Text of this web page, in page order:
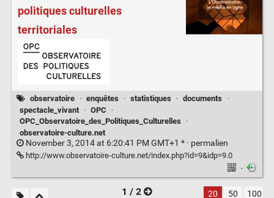
politiques culturelles
territoriales
observatoire · enquêtes · statistiques · documents
·
spectacle_vivant
· OPC
·
OPC_Observatoire_des_Politiques_Culturelles
·
observatoire-culture.net
November 3, 2014 at 6:20:41 PM GMT+1 * · permalien
http://www.observatoire-culture.net/index.php?id=9&idp=9.0
·
1 / 2
20 50 100